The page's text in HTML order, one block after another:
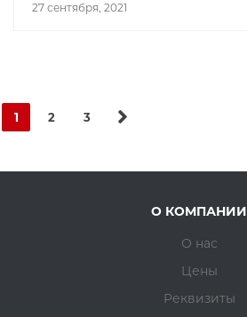
27 сентября, 2021
1 2 3
О КОМПАНИИ
О нас
Цены
Реквизиты